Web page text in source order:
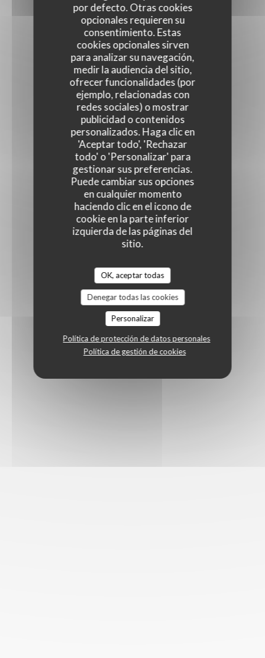
por defecto. Otras cookies
opcionales requieren su
consentimiento. Estas
cookies opcionales sirven
para analizar su navegación,
medir la audiencia del sitio,
ofrecer funcionalidades (por
ejemplo, relacionadas con
redes sociales) o mostrar
publicidad o contenidos
personalizados. Haga clic en
'Aceptar todo', 'Rechazar
todo' o 'Personalizar' para
gestionar sus preferencias.
Puede cambiar sus opciones
en cualquier momento
haciendo clic en el icono de
cookie en la parte inferior
izquierda de las páginas del
sitio.
OK, aceptar todas
Denegar todas las cookies
Personalizar
Política de protección de datos personales
Política de gestión de cookies